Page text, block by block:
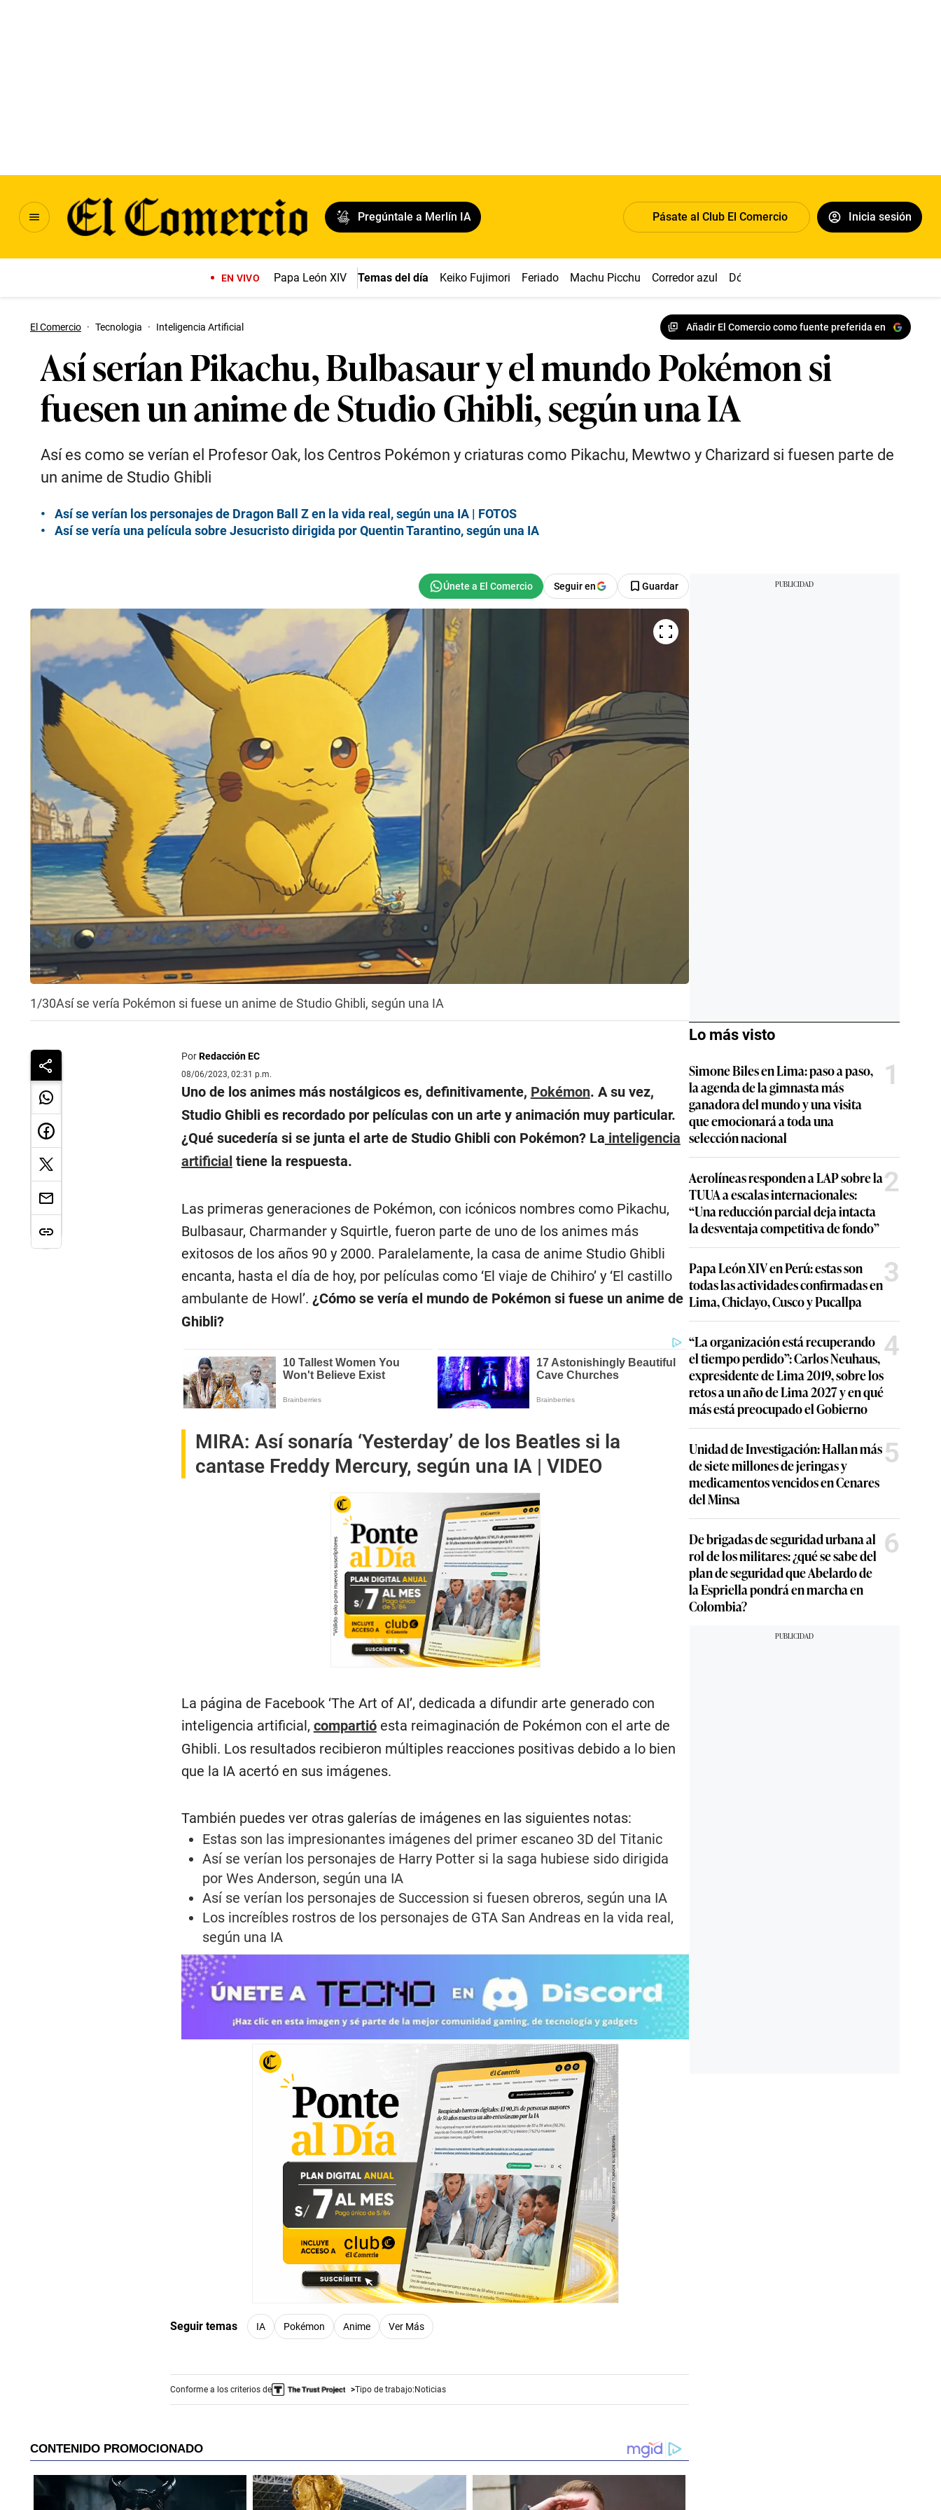
Pregúntale a Merlín IA Pásate al Club El Comercio Inicia sesión
EN VIVO Papa León XIV Temas del día Keiko Fujimori Feriado Machu Picchu Corredor azul Dólar
El Comercio · Tecnologia · Inteligencia Artificial Añadir El Comercio como fuente preferida en
Así serían Pikachu, Bulbasaur y el mundo Pokémon si
fuesen un anime de Studio Ghibli, según una IA
Así es como se verían el Profesor Oak, los Centros Pokémon y criaturas como Pikachu, Mewtwo y Charizard si fuesen parte de
un anime de Studio Ghibli
Así se verían los personajes de Dragon Ball Z en la vida real, según una IA | FOTOS
Así se vería una película sobre Jesucristo dirigida por Quentin Tarantino, según una IA
Seguir en Guardar
1/30Así se vería Pokémon si fuese un anime de Studio Ghibli, según una IA
PorRedacción EC
08/06/2023, 02:31 p.m.
Uno de los animes más nostálgicos es, definitivamente, Pokémon. A su vez,
Studio Ghibli es recordado por películas con un arte y animación muy particular.
¿Qué sucedería si se junta el arte de Studio Ghibli con Pokémon? La inteligencia
artificial tiene la respuesta.
Las primeras generaciones de Pokémon, con icónicos nombres como Pikachu,
Bulbasaur, Charmander y Squirtle, fueron parte de uno de los animes más
exitosos de los años 90 y 2000. Paralelamente, la casa de anime Studio Ghibli
encanta, hasta el día de hoy, por películas como ‘El viaje de Chihiro’ y ‘El castillo
ambulante de Howl’. ¿Cómo se vería el mundo de Pokémon si fuese un anime de
Ghibli?
MIRA: Así sonaría ‘Yesterday’ de los Beatles si la
cantase Freddy Mercury, según una IA | VIDEO
La página de Facebook ‘The Art of AI’, dedicada a difundir arte generado con
inteligencia artificial, compartióesta reimaginación de Pokémon con el arte de
Ghibli. Los resultados recibieron múltiples reacciones positivas debido a lo bien
que la IA acertó en sus imágenes.
También puedes ver otras galerías de imágenes en las siguientes notas:
Estas son las impresionantes imágenes del primer escaneo 3D del Titanic
Así se verían los personajes de Harry Potter si la saga hubiese sido dirigida
por Wes Anderson, según una IA
Así se verían los personajes de Succession si fuesen obreros, según una IA
Los increíbles rostros de los personajes de GTA San Andreas en la vida real,
según una IA
Seguir temas IA Pokémon Anime Ver Más
Conforme a los criterios de Tipo de trabajo:Noticias
Lo más visto
Simone Biles en Lima: paso a paso,
la agenda de la gimnasta más
ganadora del mundo y una visita
que emocionará a toda una
selección nacional
1
Aerolíneas responden a LAP sobre la
TUUA a escalas internacionales:
“Una reducción parcial deja intacta
la desventaja competitiva de fondo”
2
Papa León XIV en Perú: estas son
todas las actividades confirmadas en
Lima, Chiclayo, Cusco y Pucallpa
3
“La organización está recuperando
el tiempo perdido”: Carlos Neuhaus,
expresidente de Lima 2019, sobre los
retos a un año de Lima 2027 y en qué
más está preocupado el Gobierno
4
Unidad de Investigación: Hallan más
de siete millones de jeringas y
medicamentos vencidos en Cenares
del Minsa
5
De brigadas de seguridad urbana al
rol de los militares: ¿qué se sabe del
plan de seguridad que Abelardo de
la Espriella pondrá en marcha en
Colombia?
6